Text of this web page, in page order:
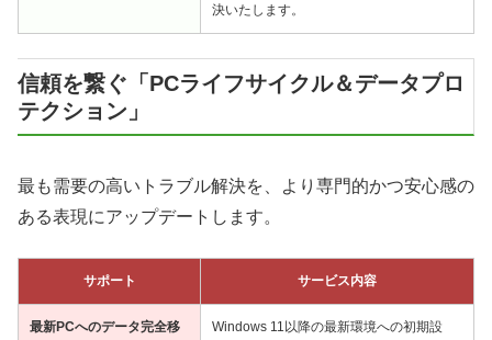
決いたします。
信頼を繋ぐ「PCライフサイクル＆データプロ
テクション」
最も需要の高いトラブル解決を、より専門的かつ安心感の
ある表現にアップデートします。
サポート サービス内容
最新PCへのデータ完全移
Windows 11以降の最新環境への初期設